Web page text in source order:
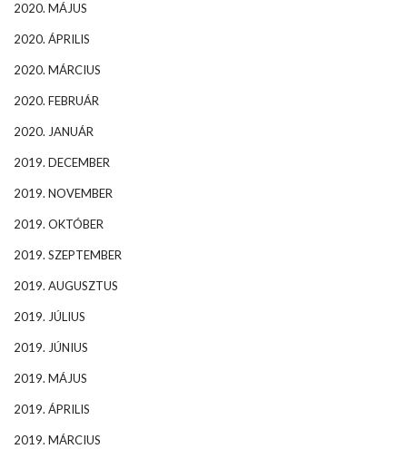
2020. MÁJUS
2020. ÁPRILIS
2020. MÁRCIUS
2020. FEBRUÁR
2020. JANUÁR
2019. DECEMBER
2019. NOVEMBER
2019. OKTÓBER
2019. SZEPTEMBER
2019. AUGUSZTUS
2019. JÚLIUS
2019. JÚNIUS
2019. MÁJUS
2019. ÁPRILIS
2019. MÁRCIUS